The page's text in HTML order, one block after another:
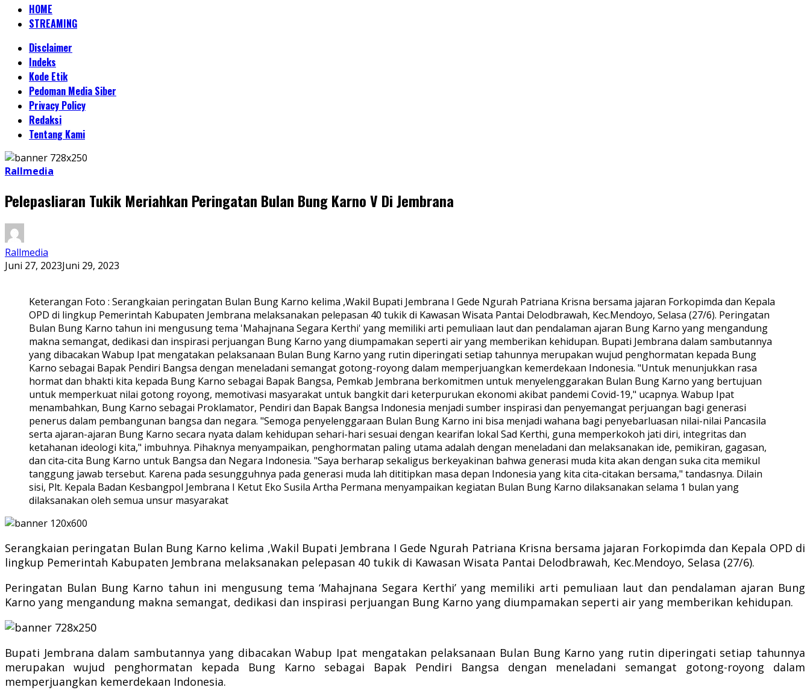
HOME
STREAMING
Disclaimer
Indeks
Kode Etik
Pedoman Media Siber
Privacy Policy
Redaksi
Tentang Kami
Rallmedia
Pelepasliaran Tukik Meriahkan Peringatan Bulan Bung Karno V Di Jembrana
Rallmedia
Juni 27, 2023Juni 29, 2023
Keterangan Foto : Serangkaian peringatan Bulan Bung Karno kelima ,Wakil Bupati Jembrana I Gede Ngurah Patriana Krisna bersama jajaran Forkopimda dan Kepala
OPD di lingkup Pemerintah Kabupaten Jembrana melaksanakan pelepasan 40 tukik di Kawasan Wisata Pantai Delodbrawah, Kec.Mendoyo, Selasa (27/6). Peringatan
Bulan Bung Karno tahun ini mengusung tema 'Mahajnana Segara Kerthi' yang memiliki arti pemuliaan laut dan pendalaman ajaran Bung Karno yang mengandung
makna semangat, dedikasi dan inspirasi perjuangan Bung Karno yang diumpamakan seperti air yang memberikan kehidupan. Bupati Jembrana dalam sambutannya
yang dibacakan Wabup Ipat mengatakan pelaksanaan Bulan Bung Karno yang rutin diperingati setiap tahunnya merupakan wujud penghormatan kepada Bung
Karno sebagai Bapak Pendiri Bangsa dengan meneladani semangat gotong-royong dalam memperjuangkan kemerdekaan Indonesia. "Untuk menunjukkan rasa
hormat dan bhakti kita kepada Bung Karno sebagai Bapak Bangsa, Pemkab Jembrana berkomitmen untuk menyelenggarakan Bulan Bung Karno yang bertujuan
untuk memperkuat nilai gotong royong, memotivasi masyarakat untuk bangkit dari keterpurukan ekonomi akibat pandemi Covid-19," ucapnya. Wabup Ipat
menambahkan, Bung Karno sebagai Proklamator, Pendiri dan Bapak Bangsa Indonesia menjadi sumber inspirasi dan penyemangat perjuangan bagi generasi
penerus dalam pembangunan bangsa dan negara. "Semoga penyelenggaraan Bulan Bung Karno ini bisa menjadi wahana bagi penyebarluasan nilai-nilai Pancasila
serta ajaran-ajaran Bung Karno secara nyata dalam kehidupan sehari-hari sesuai dengan kearifan lokal Sad Kerthi, guna memperkokoh jati diri, integritas dan
ketahanan ideologi kita," imbuhnya. Pihaknya menyampaikan, penghormatan paling utama adalah dengan meneladani dan melaksanakan ide, pemikiran, gagasan,
dan cita-cita Bung Karno untuk Bangsa dan Negara Indonesia. "Saya berharap sekaligus berkeyakinan bahwa generasi muda kita akan dengan suka cita memikul
tanggung jawab tersebut. Karena pada sesungguhnya pada generasi muda lah dititipkan masa depan Indonesia yang kita cita-citakan bersama," tandasnya. Dilain
sisi, Plt. Kepala Badan Kesbangpol Jembrana I Ketut Eko Susila Artha Permana menyampaikan kegiatan Bulan Bung Karno dilaksanakan selama 1 bulan yang
dilaksanakan oleh semua unsur masyarakat
Serangkaian peringatan Bulan Bung Karno kelima ,Wakil Bupati Jembrana I Gede Ngurah Patriana Krisna bersama jajaran Forkopimda dan Kepala OPD di
lingkup Pemerintah Kabupaten Jembrana melaksanakan pelepasan 40 tukik di Kawasan Wisata Pantai Delodbrawah, Kec.Mendoyo, Selasa (27/6).
Peringatan Bulan Bung Karno tahun ini mengusung tema ‘Mahajnana Segara Kerthi’ yang memiliki arti pemuliaan laut dan pendalaman ajaran Bung
Karno yang mengandung makna semangat, dedikasi dan inspirasi perjuangan Bung Karno yang diumpamakan seperti air yang memberikan kehidupan.
Bupati Jembrana dalam sambutannya yang dibacakan Wabup Ipat mengatakan pelaksanaan Bulan Bung Karno yang rutin diperingati setiap tahunnya
merupakan wujud penghormatan kepada Bung Karno sebagai Bapak Pendiri Bangsa dengan meneladani semangat gotong-royong dalam
memperjuangkan kemerdekaan Indonesia.